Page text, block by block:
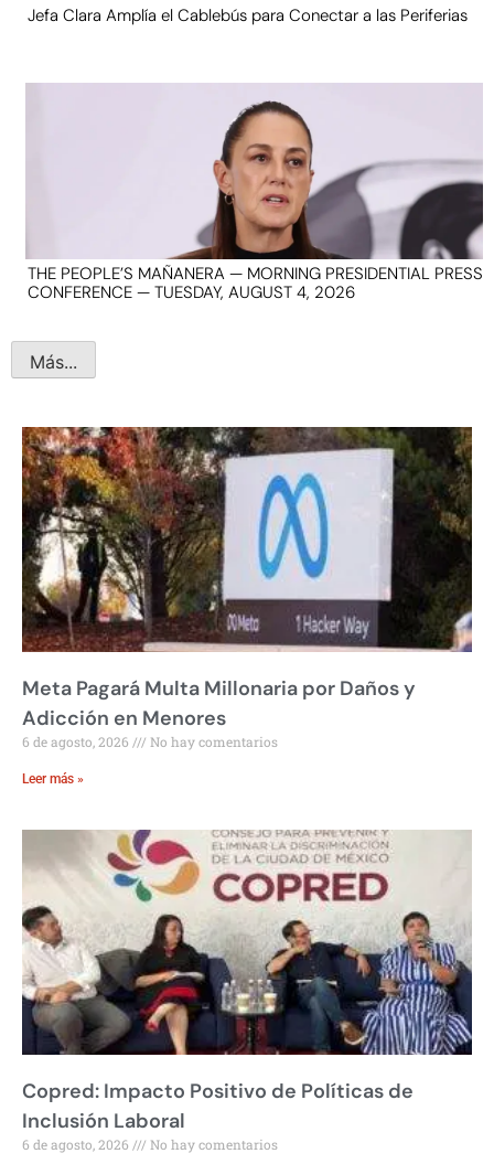
Jefa Clara Amplía el Cablebús para Conectar a las Periferias
THE PEOPLE’S MAÑANERA — MORNING PRESIDENTIAL PRESS
CONFERENCE — TUESDAY, AUGUST 4, 2026
Más...
Meta Pagará Multa Millonaria por Daños y
Adicción en Menores
6 de agosto, 2026 No hay comentarios
Leer más »
Copred: Impacto Positivo de Políticas de
Inclusión Laboral
6 de agosto, 2026 No hay comentarios